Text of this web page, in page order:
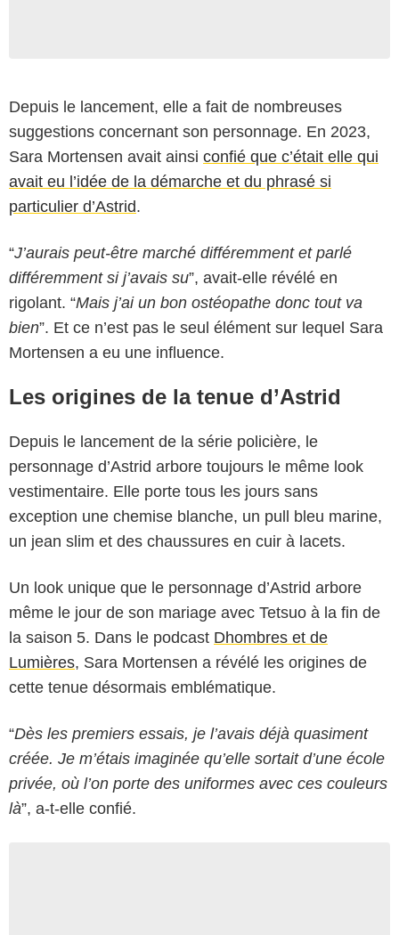
Depuis le lancement, elle a fait de nombreuses
suggestions concernant son personnage. En 2023,
Sara Mortensen avait ainsi confié que c’était elle qui
avait eu l’idée de la démarche et du phrasé si
particulier d’Astrid.
“J’aurais peut-être marché différemment et parlé
différemment si j’avais su”, avait-elle révélé en
rigolant. “Mais j’ai un bon ostéopathe donc tout va
bien”. Et ce n’est pas le seul élément sur lequel Sara
Mortensen a eu une influence.
Les origines de la tenue d’Astrid
Depuis le lancement de la série policière, le
personnage d’Astrid arbore toujours le même look
vestimentaire. Elle porte tous les jours sans
exception une chemise blanche, un pull bleu marine,
un jean slim et des chaussures en cuir à lacets.
Un look unique que le personnage d’Astrid arbore
même le jour de son mariage avec Tetsuo à la fin de
la saison 5. Dans le podcast Dhombres et de
Lumières, Sara Mortensen a révélé les origines de
cette tenue désormais emblématique.
“Dès les premiers essais, je l’avais déjà quasiment
créée. Je m’étais imaginée qu’elle sortait d’une école
privée, où l’on porte des uniformes avec ces couleurs
là”, a-t-elle confié.